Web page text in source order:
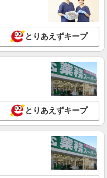
大森西3丁目1-38 1階
詳細を見る
口店
ッチンスタッフ ＜優先募集日
田5-23-1
詳細を見る
口店
とりあえずキープ
とりあえずキープ